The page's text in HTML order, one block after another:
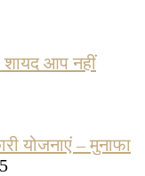
शायद आप नहीं
योजनाएं – मुनाफा